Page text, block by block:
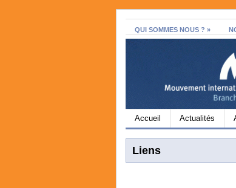
QUI SOMMES NOUS ? »
Accueil Actualités
Liens